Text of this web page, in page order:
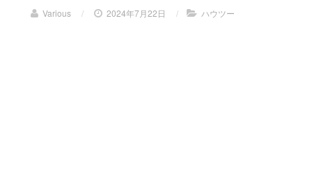
Various / 2024年7月22日 / ハウツー